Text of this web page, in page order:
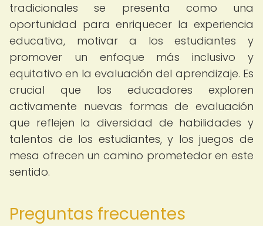
tradicionales se presenta como una
oportunidad para enriquecer la experiencia
educativa, motivar a los estudiantes y
promover un enfoque más inclusivo y
equitativo en la evaluación del aprendizaje. Es
crucial que los educadores exploren
activamente nuevas formas de evaluación
que reflejen la diversidad de habilidades y
talentos de los estudiantes, y los juegos de
mesa ofrecen un camino prometedor en este
sentido.
Preguntas frecuentes